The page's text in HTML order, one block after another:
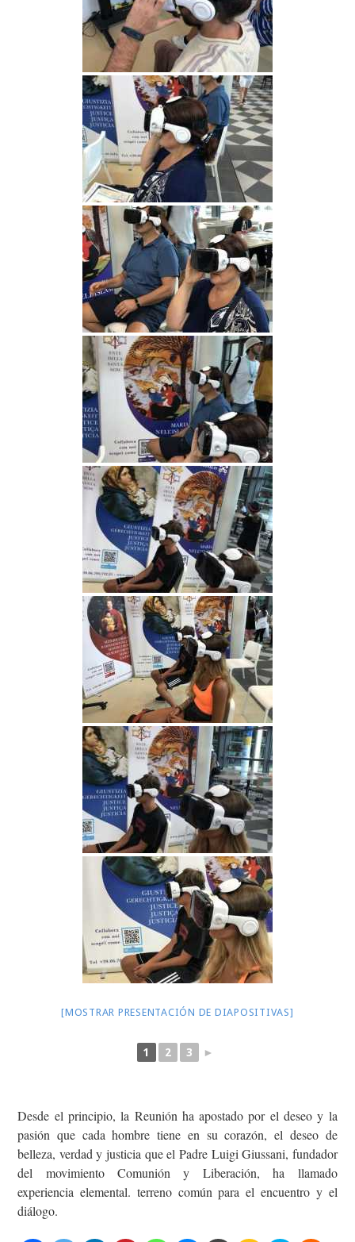
[MOSTRAR PRESENTACIÓN DE DIAPOSITIVAS]
1 2 3 ►
Desde el principio, la Reunión ha apostado por el deseo y la
pasión que cada hombre tiene en su corazón, el deseo de
belleza, verdad y justicia que el Padre Luigi Giussani, fundador
del movimiento Comunión y Liberación, ha llamado
experiencia elemental. terreno común para el encuentro y el
diálogo.